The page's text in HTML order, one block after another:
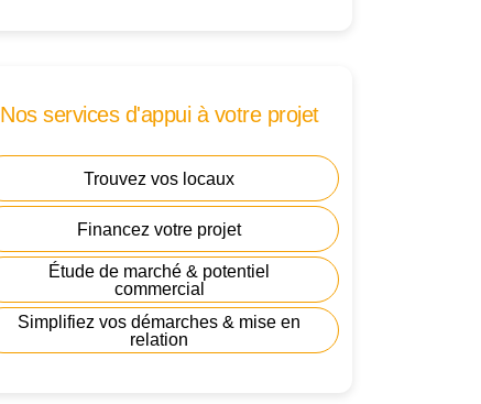
Nos services d'appui à votre projet
Trouvez vos locaux
Financez votre projet
Étude de marché & potentiel
commercial
Simplifiez vos démarches & mise en
relation